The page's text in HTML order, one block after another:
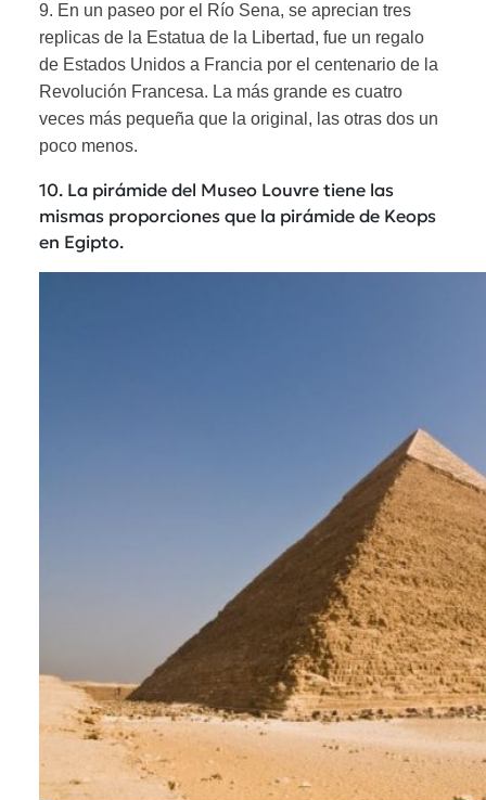
9. En un paseo por el Río Sena, se aprecian tres
replicas de la Estatua de la Libertad, fue un regalo
de Estados Unidos a Francia por el centenario de la
Revolución Francesa. La más grande es cuatro
veces más pequeña que la original, las otras dos un
poco menos.
10. La pirámide del Museo Louvre tiene las
mismas proporciones que la pirámide de Keops
en Egipto.